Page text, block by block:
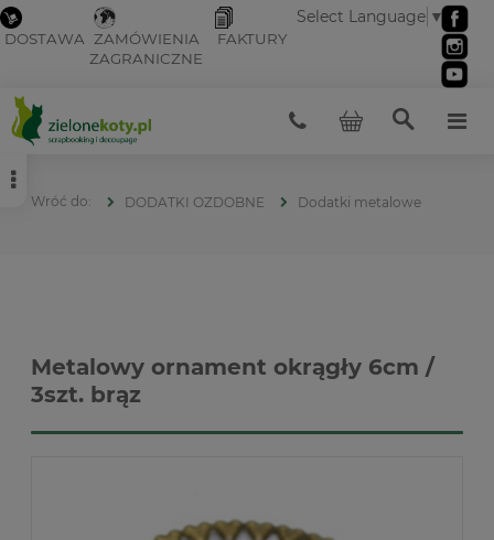
DOSTAWA ZAMÓWIENIA
ZAGRANICZNE
FAKTURY
Select Language ▼
DODATKI OZDOBNE Dodatki metalowe
Metalowy ornament okrągły 6cm /
3szt. brąz